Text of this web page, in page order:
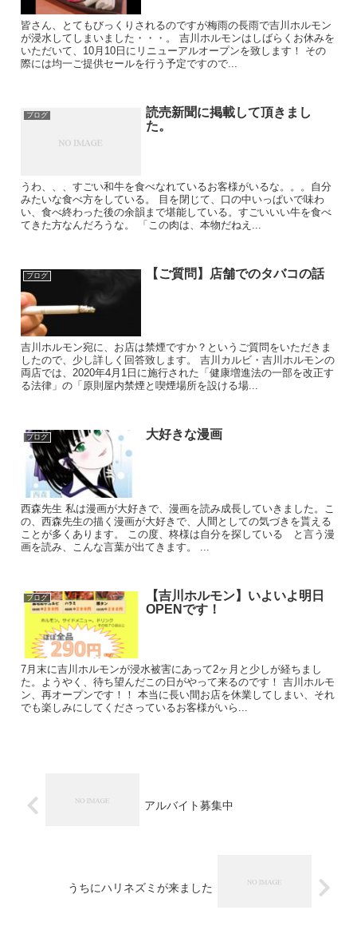
皆さん、とてもびっくりされるのですが梅雨の長雨で吉川ホルモン
が浸水してしまいました・・・。 吉川ホルモンはしばらくお休みを
いただいて、10月10日にリニューアルオープンを致します！ その
際には均一ご提供セールを行う予定ですので...
ブログ
読売新聞に掲載して頂きまし
た。
うわ、、、すごい和牛を食べなれているお客様がいるな。。。自分
みたいな食べ方をしている。 目を閉じて、口の中いっぱいで味わ
い、食べ終わった後の余韻まで堪能している。すごいいい牛を食べ
てきた方なんだろうな。 「この肉は、本物だねえ...
ブログ 【ご質問】店舗でのタバコの話
吉川ホルモン宛に、お店は禁煙ですか？というご質問をいただきま
したので、少し詳しく回答致します。 吉川カルビ・吉川ホルモンの
両店では、2020年4月1日に施行された「健康増進法の一部を改正す
る法律」の「原則屋内禁煙と喫煙場所を設ける場...
ブログ 大好きな漫画
西森先生 私は漫画が大好きで、漫画を読み成長していきました。こ
の、西森先生の描く漫画が大好きで、人間としての気づきを貰える
ことが多くあります。 この度、柊様は自分を探している と言う漫
画を読み、こんな言葉が出てきます。 ...
ブログ
【吉川ホルモン】いよいよ明日
OPENです！
7月末に吉川ホルモンが浸水被害にあって2ヶ月と少しが経ちまし
た。ようやく、待ち望んだこの日がやって来るのです！ 吉川ホルモ
ン、再オープンです！！ 本当に長い間お店を休業してしまい、それ
でも楽しみにしてくださっているお客様がいら...
アルバイト募集中
うちにハリネズミが来ました